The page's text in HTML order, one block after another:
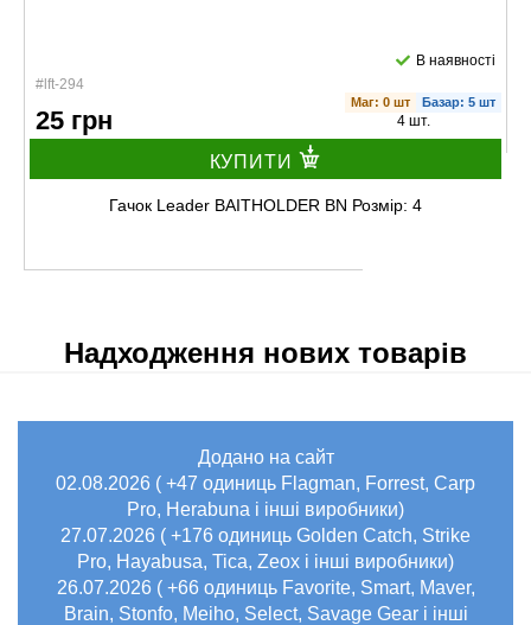
#lft-294
В наявності
Маг: 0 шт Базар: 5 шт
25 грн 4 шт.
КУПИТИ
Гачок Leader BAITHOLDER BN Розмір: 4
Надходження нових товарів
Додано на сайт
02.08.2026 ( +47 одиниць Flagman, Forrest, Carp
Pro, Herabuna і інші виробники)
27.07.2026 ( +176 одиниць Golden Catch, Strike
Pro, Hayabusa, Tica, Zeox і інші виробники)
26.07.2026 ( +66 одиниць Favorite, Smart, Maver,
Brain, Stonfo, Meiho, Select, Savage Gear і інші